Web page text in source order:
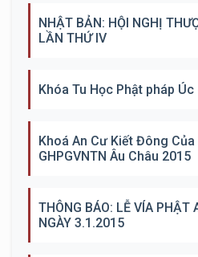
NHẬT BẢN: HỘI NGHỊ
LẦN THỨ IV
Khóa Tu Học Phật pháp
Khoá An Cư Kiết Đông
GHPGVNTN Âu Châu 2015
THÔNG BÁO: LỄ VÍA PHẬT
NGÀY 3.1.2015